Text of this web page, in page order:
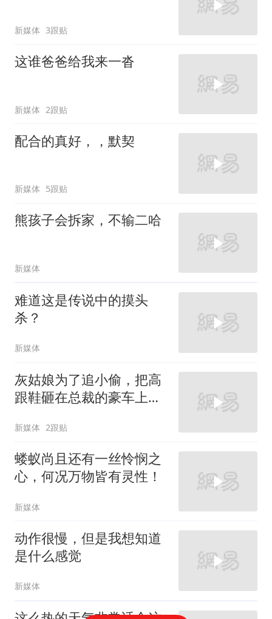
新媒体 3跟贴
这谁爸爸给我来一沓
新媒体 2跟贴
配合的真好，，默契
新媒体 5跟贴
熊孩子会拆家，不输二哈
新媒体
难道这是传说中的摸头
杀？
新媒体
灰姑娘为了追小偷，把高
跟鞋砸在总裁的豪车上，
新媒体 2跟贴
蝼蚁尚且还有一丝怜悯之
心，何况万物皆有灵性！
新媒体
动作很慢，但是我想知道
是什么感觉
新媒体